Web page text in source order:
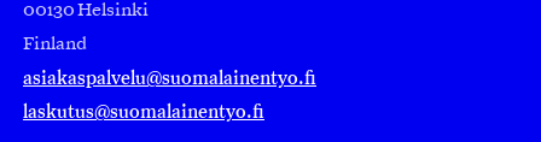
00130 Helsinki
Finland
asiakaspalvelu@suomalainentyo.fi
laskutus@suomalainentyo.fi